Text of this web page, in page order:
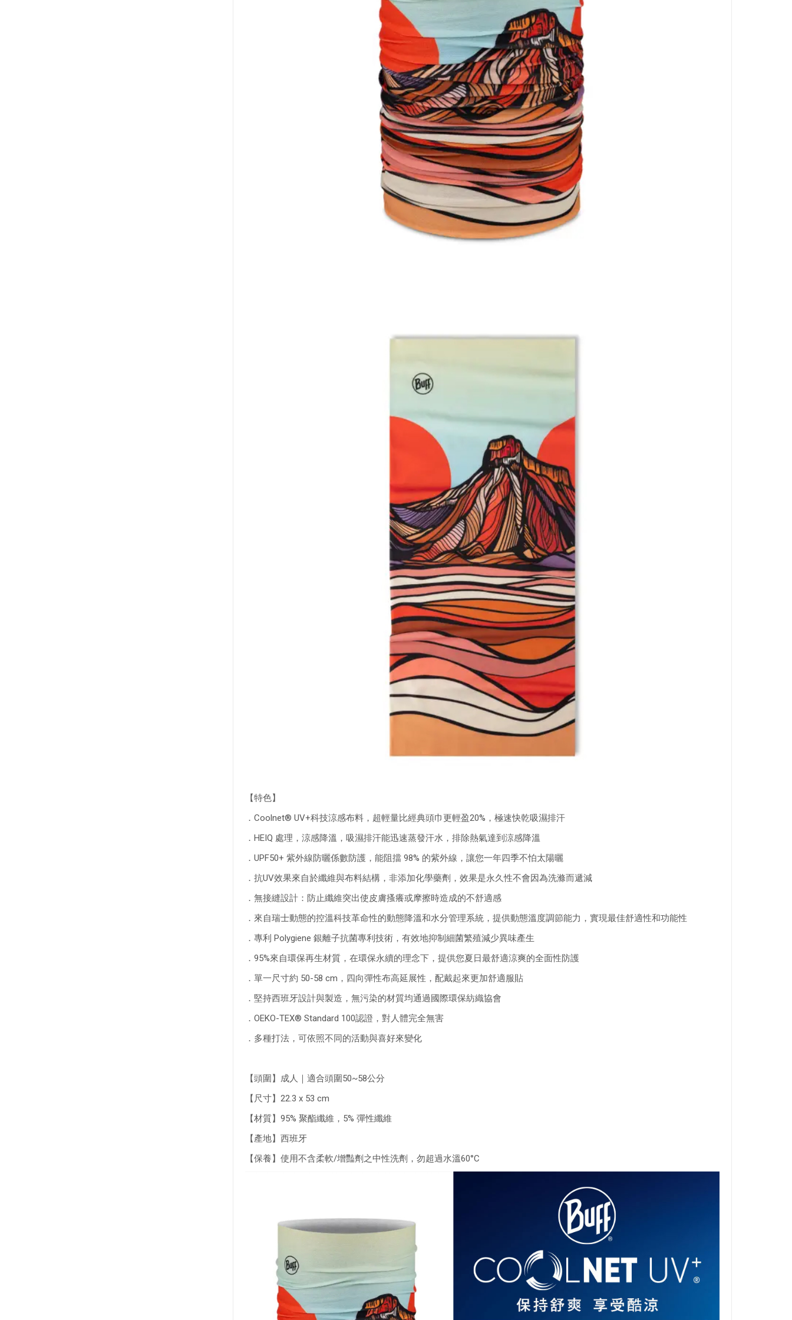
【特色】
．Coolnet® UV+科技涼感布料，超輕量比經典頭巾更輕盈20%，極速快乾吸濕排汗
．HEIQ 處理，涼感降溫，吸濕排汗能迅速蒸發汗水，排除熱氣達到涼感降溫
．UPF50+ 紫外線防曬係數防護，能阻擋 98% 的紫外線，讓您一年四季不怕太陽曬
．抗UV效果來自於纖維與布料結構，非添加化學藥劑，效果是永久性不會因為洗滌而遞減
．無接縫設計：防止纖維突出使皮膚搔癢或摩擦時造成的不舒適感
．來自瑞士動態的控溫科技革命性的動態降溫和水分管理系統，提供動態溫度調節能力，實現最佳舒適性和功能性
．專利 Polygiene 銀離子抗菌專利技術，有效地抑制細菌繁殖減少異味產生
．95%來自環保再生材質，在環保永續的理念下，提供您夏日最舒適涼爽的全面性防護
．單一尺寸約 50-58 cm，四向彈性布高延展性，配戴起來更加舒適服貼
．堅持西班牙設計與製造，無污染的材質均通過國際環保紡織協會
．OEKO-TEX® Standard 100認證，對人體完全無害
．多種打法，可依照不同的活動與喜好來變化
【頭圍】成人｜適合頭圍50~58公分
【尺寸】22.3 x 53 cm
【材質】95% 聚酯纖維，5% 彈性纖維
【產地】西班牙
【保養】使用不含柔軟/增豔劑之中性洗劑，勿超過水溫60°C